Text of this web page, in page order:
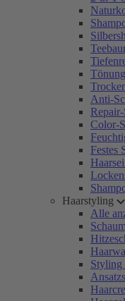
Anti-
Color-
Festes
Haarstyling
Alle
Styling